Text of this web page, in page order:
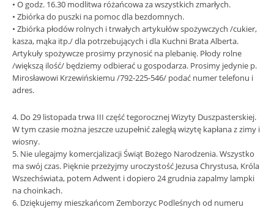
• O godz. 16.30 modlitwa różańcowa za wszystkich zmarłych.
• Zbiórka do puszki na pomoc dla bezdomnych.
• Zbiórka płodów rolnych i trwałych artykułów spożywczych /cukier,
kasza, mąka itp./ dla potrzebujących i dla Kuchni Brata Alberta.
Artykuły spożywcze prosimy przynosić na plebanię. Płody rolne
/większą ilość/ będziemy odbierać u gospodarza. Prosimy jedynie p.
Mirosławowi Krzewińskiemu /792-225-546/ podać numer telefonu i
adres.
4. Do 29 listopada trwa III część tegorocznej Wizyty Duszpasterskiej.
W tym czasie można jeszcze uzupełnić zaległą wizytę kapłana z zimy i
wiosny.
5. Nie ulegajmy komercjalizacji Świąt Bożego Narodzenia. Wszystko
ma swój czas. Pięknie przeżyjmy uroczystość Jezusa Chrystusa, Króla
Wszechświata, potem Adwent i dopiero 24 grudnia zapalmy lampki
na choinkach.
6. Dziękujemy mieszkańcom Zemborzyc Podleśnych od numeru